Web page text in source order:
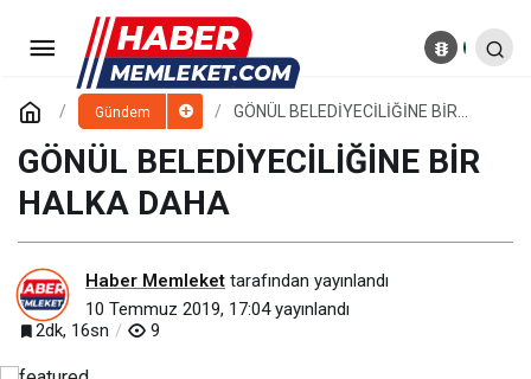
Gündem
GÖNÜL BELEDİYECİLİĞİNE BİR
GÖNÜL BELEDİYECİLİĞİNE BİR
HALKA DAHA
Haber Memleket tarafından yayınlandı
10 Temmuz 2019, 17:04yayınlandı
2dk, 16sn
9
VAKIFBANK GENEL MÜDÜRÜ
ABDİ SERDAR ÜSTÜNSALİH’DEN KTO’YA
ZİYARET
Yorum Yap